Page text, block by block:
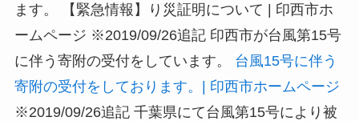
ます。
【緊急情報】り災証明について | 印西市ホ
ームページ ※2019/09/26追記 印西市が台風第15号
に伴う寄附の受付をしています。
台風15号に伴う
寄附の受付をしております。| 印西市ホームページ
※2019/09/26追記 千葉県にて台風第15号により被